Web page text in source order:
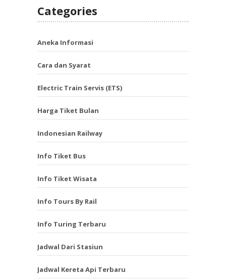
Categories
Aneka Informasi
Cara dan Syarat
Electric Train Servis (ETS)
Harga Tiket Bulan
Indonesian Railway
Info Tiket Bus
Info Tiket Wisata
Info Tours By Rail
Info Turing Terbaru
Jadwal Dari Stasiun
Jadwal Kereta Api Terbaru